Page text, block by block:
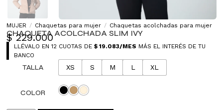
MUJER / Chaquetas para mujer / Chaquetas acolchadas para mujer
CHAQUETA ACOLCHADA SLIM IVY
$229.000
LLÉVALO EN 12 CUOTAS DE$ 19.083/MES MÁS EL INTERÉS DE TU
BANCO
TALLA XS S M L XL
COLOR